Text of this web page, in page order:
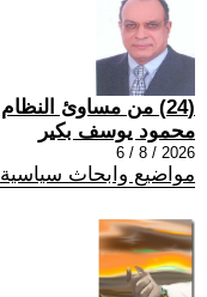
(24) من مساوئ النظام الدولي الجديد٢
محمود يوسف بكير
2026 / 8 / 6
مواضيع وابحاث سياسية